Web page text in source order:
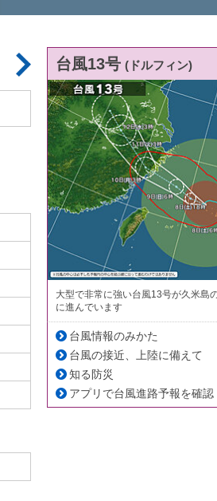
台風13号 (ドルフィン)
大型で非常に強い台風13号が久米島
に進んでいます
台風情報のみかた
台風の接近、上陸に備えて
知る防災
アプリで台風進路予報を確認